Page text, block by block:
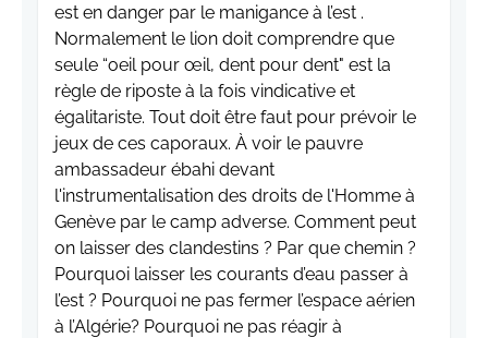
est en danger par le manigance à l’est .
Normalement le lion doit comprendre que
seule “oeil pour œil, dent pour dent" est la
règle de riposte à la fois vindicative et
égalitariste. Tout doit être faut pour prévoir le
jeux de ces caporaux. À voir le pauvre
ambassadeur ébahi devant
l'instrumentalisation des droits de l'Homme à
Genève par le camp adverse. Comment peut
on laisser des clandestins ? Par que chemin ?
Pourquoi laisser les courants d’eau passer à
l’est ? Pourquoi ne pas fermer l’espace aérien
à l’Algérie? Pourquoi ne pas réagir à